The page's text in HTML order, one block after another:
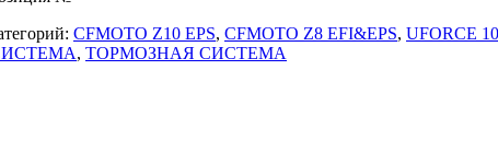
CFMOTO Z10 EPS, CFMOTO Z8 EFI&EPS, UFORCE
, ТОРМОЗНАЯ СИСТЕМА